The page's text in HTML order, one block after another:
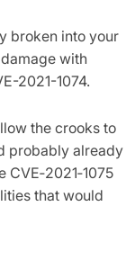
broken into your
with
2021-1074.
the crooks to
probably already
that would